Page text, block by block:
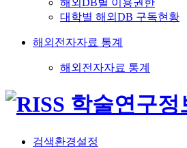
해외DB별 이용권한
대학별 해외DB 구독현황
해외전자자료 통계
해외전자자료 통계
검색환경설정